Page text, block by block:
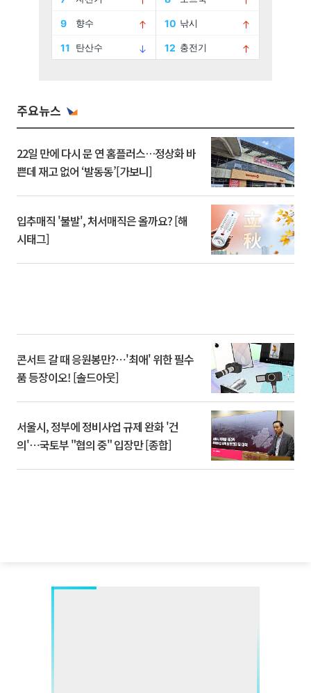
주요뉴스
22일 만에 다시 문 연 홈플러스…정상화 바
쁜데 재고 없어 ‘발동동’[가보니]
입추매직 '불발', 처서매직은 올까요? [해
시태그]
콘서트 갈 때 응원봉만?⋯'최애' 위한 필수
품 등장이오! [솔드아웃]
서울시, 정부에 정비사업 규제 완화 '건
의'⋯국토부 "협의 중" 입장만 [종합]